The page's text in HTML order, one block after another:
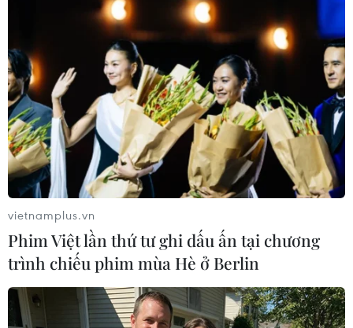
TIN LIÊN QUAN
Quảng Ngãi khống chế vụ cháy lớn tại kho
phế liệu ở phường Đăk Cấm
vietnamplus.vn
Phim Việt lần thứ tư ghi dấu ấn tại chương
trình chiếu phim mùa Hè ở Berlin